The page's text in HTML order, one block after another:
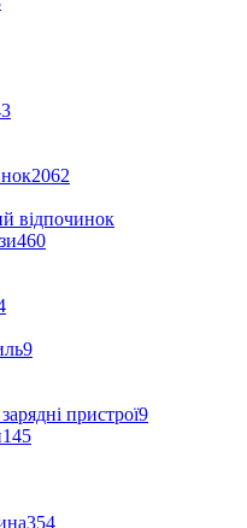
2062
відпочинок
460
9
пристрої9
145
354